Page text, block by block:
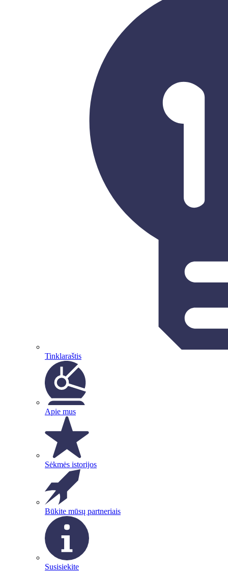
Tinklaraštis
Apie mus
Sėkmės istorijos
Būkite mūsų partneriais
Susisiekite